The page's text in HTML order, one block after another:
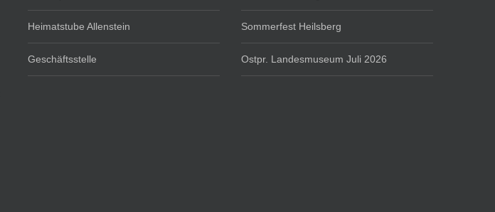
Heimatstube Allenstein
Geschäftsstelle
Sommerfest Heilsberg
Ostpr. Landesmuseum Juli 2026